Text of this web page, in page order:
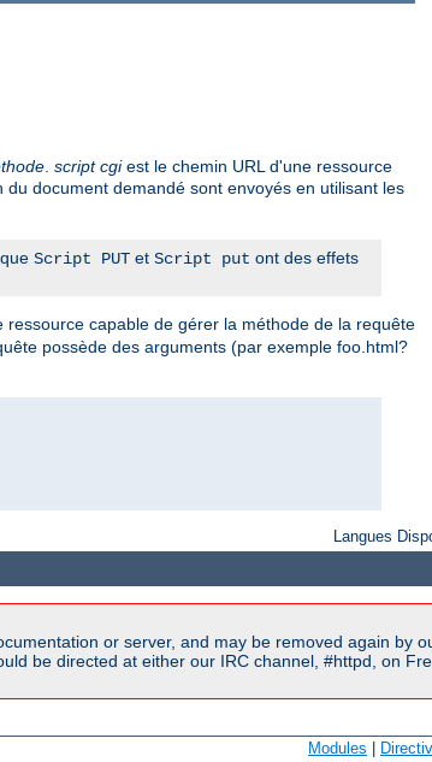
. script cgiest le chemin URL d'une ressource
du document demandé sont envoyés en utilisant les
Script PUT et Script put ont des effets
capable de gérer la méthode de la requête
possède des arguments (par exemple foo.html?
Langues
or server, and may be removed again by
be directed at either our IRC channel, #httpd, on
Modules